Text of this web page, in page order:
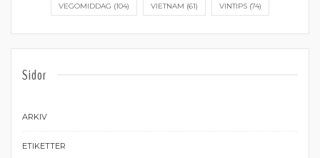
VEGOMIDDAG (104) VIETNAM (61) VINTIPS (74)
Sidor
ARKIV
ETIKETTER